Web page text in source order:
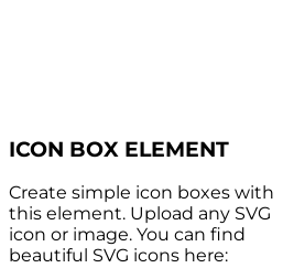
ICON BOX ELEMENT
Create simple icon boxes with
this element. Upload any SVG
icon or image. You can find
beautiful SVG icons here: